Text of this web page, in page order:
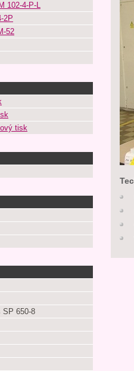
102-4-P-L
2P
52
tisk
SP 650-8